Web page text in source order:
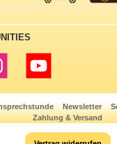
YouTube
Newsletter
Zahlung & Versand